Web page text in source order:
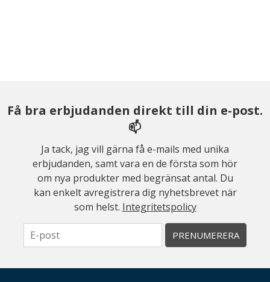
Få bra erbjudanden direkt till din e-post.
📫
Ja tack, jag vill gärna få e-mails med unika
erbjudanden, samt vara en de första som hör
om nya produkter med begränsat antal. Du
kan enkelt avregistrera dig nyhetsbrevet när
som helst. Integritetspolicy
PRENUMERERA